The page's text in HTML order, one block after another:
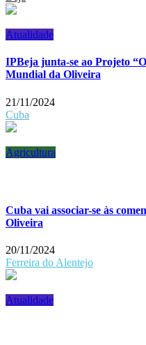
Atualidade
IPBeja junta-se ao Projeto
Mundial da Oliveira
21/11/2024
Cuba
Agricultura
Cuba vai associar-se às
Oliveira
20/11/2024
Ferreira do Alentejo
Atualidade